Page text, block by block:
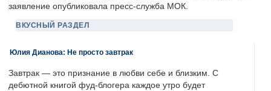
заявление опубликовала пресс-служба МОК.
ВКУСНЫЙ РАЗДЕЛ
Юлия Дианова: Не просто завтрак
Завтрак — это признание в любви себе и близким. С
дебютной книгой фуд-блогера каждое утро будет